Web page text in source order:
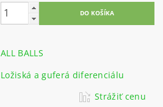
ALL BALLS
Ložiská a guferá diferenciálu
Strážiť cenu